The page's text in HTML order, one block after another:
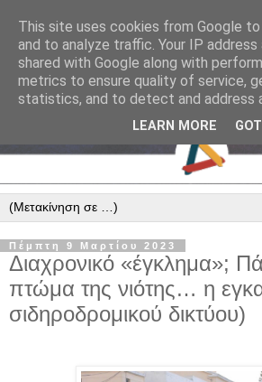
Πέμπτη 9 Μαρτίου 2023
Διαχρονικό «έγκλημα»;
πτώμα της νιότης… η
σιδηροδρομικού δικτύου)
This site uses cookies from Google
and to analyze traffic. Your IP address
shared with Google along with
metrics to ensure quality of service,
statistics, and to detect and address
LEARN MORE